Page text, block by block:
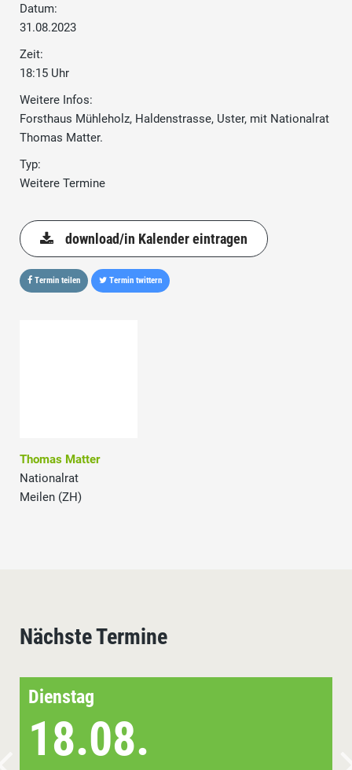
Datum:
31.08.2023
Zeit:
18:15 Uhr
Weitere Infos:
Forsthaus Mühleholz, Haldenstrasse, Uster, mit Nationalrat
Thomas Matter.
Typ:
Weitere Termine
download/in Kalender eintragen
Termin teilen Termin twittern
Thomas Matter
Nationalrat
Meilen (ZH)
Nächste Termine
Dienstag
18.08.